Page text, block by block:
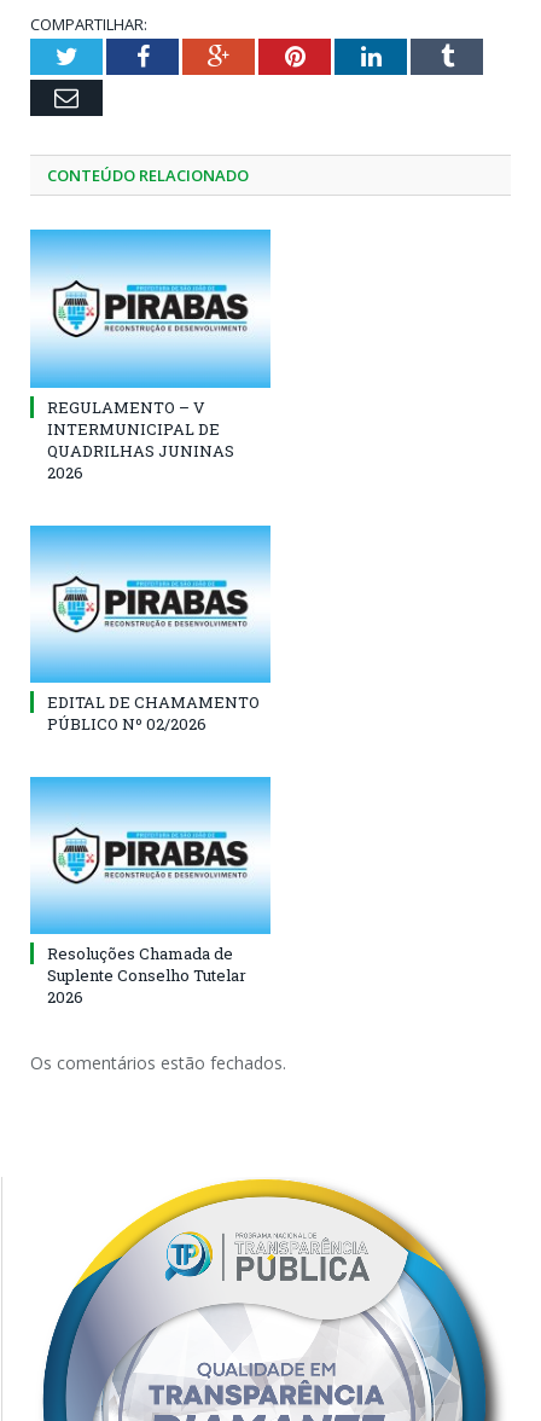
COMPARTILHAR:
TwitterFacebookGoogle+PinterestLinkedInTumblr
Email
CONTEÚDO RELACIONADO
REGULAMENTO – V
INTERMUNICIPAL DE
QUADRILHAS JUNINAS
2026
EDITAL DE CHAMAMENTO
PÚBLICO Nº 02/2026
Resoluções Chamada de
Suplente Conselho Tutelar
2026
Os comentários estão fechados.